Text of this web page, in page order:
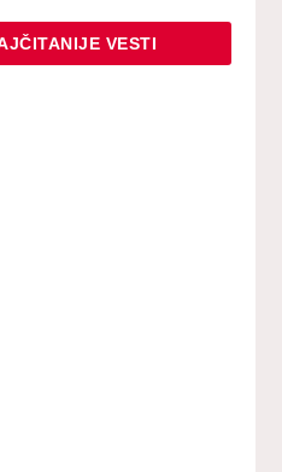
VESTI